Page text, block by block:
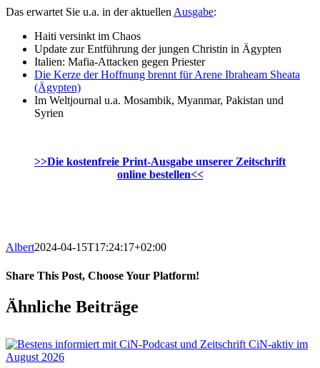
Das erwartet Sie u.a. in der aktuellen Ausgabe:
Haiti versinkt im Chaos
Update zur Entführung der jungen Christin in Ägypten
Italien: Mafia-Attacken gegen Priester
Die Kerze der Hoffnung brennt für Arene Ibraheam Sheata
(Ägypten)
Im Weltjournal u.a. Mosambik, Myanmar, Pakistan und
Syrien
>>Die kostenfreie Print-Ausgabe unserer Zeitschrift
online bestellen<<
Albert2024-04-15T17:24:17+02:00
Share This Post, Choose Your Platform!
Facebook
X
WhatsApp
Pinterest
E-
Mail
Ähnliche Beiträge